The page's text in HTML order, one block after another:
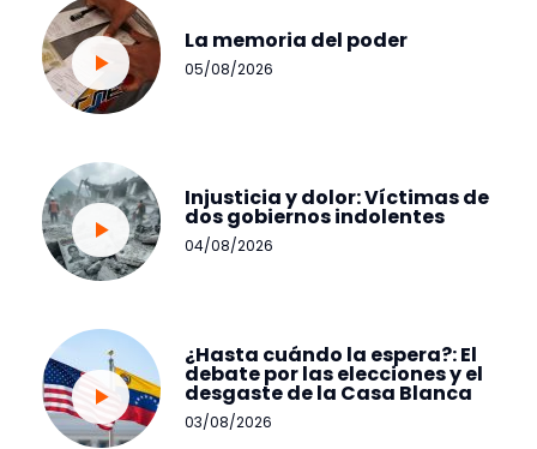
La memoria del poder
05/08/2026
Injusticia y dolor: Víctimas de
dos gobiernos indolentes
04/08/2026
¿Hasta cuándo la espera?: El
debate por las elecciones y el
desgaste de la Casa Blanca
03/08/2026